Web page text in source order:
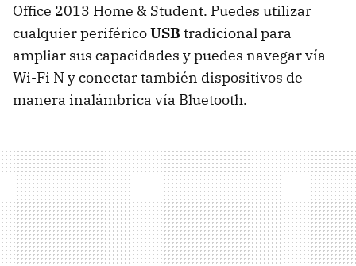
Office 2013 Home & Student. Puedes utilizar
cualquier periféricoUSB tradicional para
ampliar sus capacidades y puedes navegar vía
Wi-Fi N y conectar también dispositivos de
manera inalámbrica vía Bluetooth.